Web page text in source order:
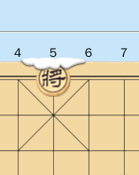
４ ５ ６ ７